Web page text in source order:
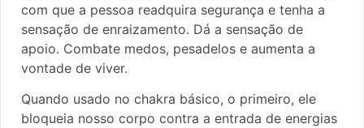
com que a pessoa readquira segurança e tenha a
sensação de enraizamento. Dá a sensação de
apoio. Combate medos, pesadelos e aumenta a
vontade de viver.
Quando usado no chakra básico, o primeiro, ele
bloqueia nosso corpo contra a entrada de energias